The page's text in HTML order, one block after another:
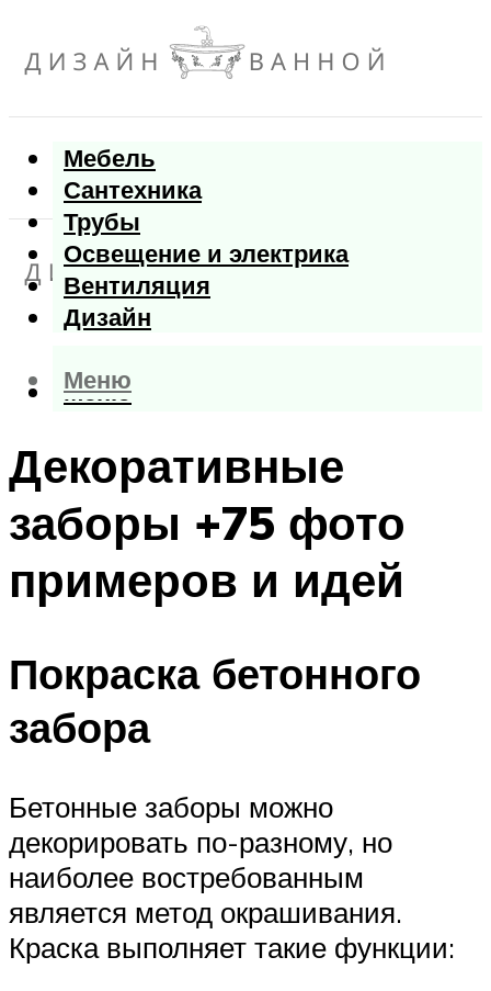
Мебель
Сантехника
Трубы
Освещение и электрика
Вентиляция
Дизайн
Меню
Меню
Декоративные
заборы +75 фото
примеров и идей
Покраска бетонного
забора
Бетонные заборы можно
декорировать по-разному, но
наиболее востребованным
является метод окрашивания.
Краска выполняет такие функции: